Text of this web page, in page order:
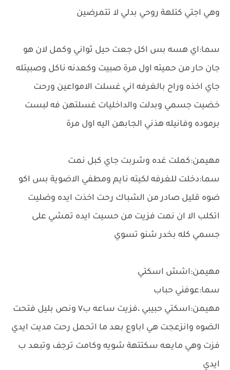
وهي اجتي كتلهة روحي بدلي لا تتمرضين
سما:اي هسه بس اكل جعت حيل ثواني وكمل لان هو
جان حار من حميته اول مرة صبيت وكعدنه ناكل وصبيتله
جاي اخذه وراح بالغرفه اني غسلت الامواعين ورحت
خضيت جسمي وبدلت والداخليات غسلتهن فه لبست
برموده وفانيله هذني الجابهن اليه اول مرة
مهيمن:كملت غده وشربت جاي كبل نمت
سما:دخلت للغرفه لكيته نايم ومطفي الاضوية بس اكو
ضوه قليل صادر من الشباك رحت اخذت ايده وضليت
اتكلب الا ان نمت فزيت من حسيت ايده تمشي على
جسمي كله بخدر شنو تسوي
مهيمن:اشش اسكتي
سما:عوفني حباب
مهيمن:اسكتي حبيبي ،فزيت ساعه ب٧ ونص بليل فتحت
الضوه وانزعجت هي اباوع بعد ما اتحمل رحت مديت ايدي
فزت وهي مايعه سكتتهة شويه وكامت ترجف وتبعد ب
ايدي